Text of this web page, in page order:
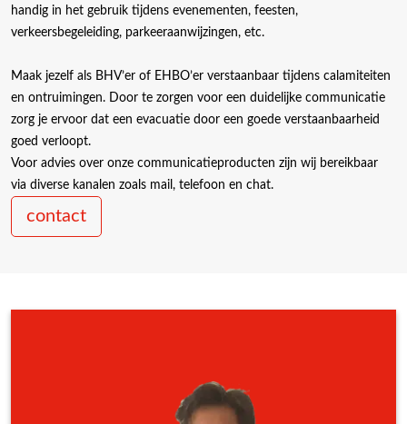
handig in het gebruik tijdens evenementen, feesten,
verkeersbegeleiding, parkeeraanwijzingen, etc.
Maak jezelf als BHV’er of EHBO’er verstaanbaar tijdens calamiteiten
en ontruimingen. Door te zorgen voor een duidelijke communicatie
zorg je ervoor dat een evacuatie door een goede verstaanbaarheid
goed verloopt.
Voor advies over onze communicatieproducten zijn wij bereikbaar
via diverse kanalen zoals mail, telefoon en chat.
contact